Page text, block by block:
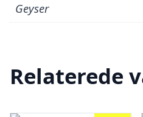
Geyser
Relaterede